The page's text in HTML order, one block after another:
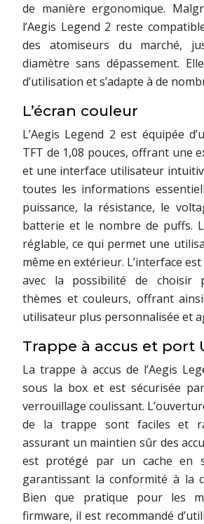
de manière ergonomique.
l’Aegis Legend 2 reste
des atomiseurs du marché,
diamètre sans dépassement.
d’utilisation et s’adapte à de
L’écran couleur
L’Aegis Legend 2 est équipée
TFT de 1,08 pouces, offrant une
et une interface utilisateur
toutes les informations
puissance, la résistance, le
batterie et le nombre de puffs.
réglable, ce qui permet une
même en extérieur. L’interface
avec la possibilité de choisir
thèmes et couleurs, offrant
utilisateur plus personnalisée et
Trappe à accus et port
La trappe à accus de l’Aegis
sous la box et est sécurisée
verrouillage coulissant.
de la trappe sont faciles et
assurant un maintien sûr des
est protégé par un cache en
garantissant la conformité à la
Bien que pratique pour les
firmware, il est recommandé